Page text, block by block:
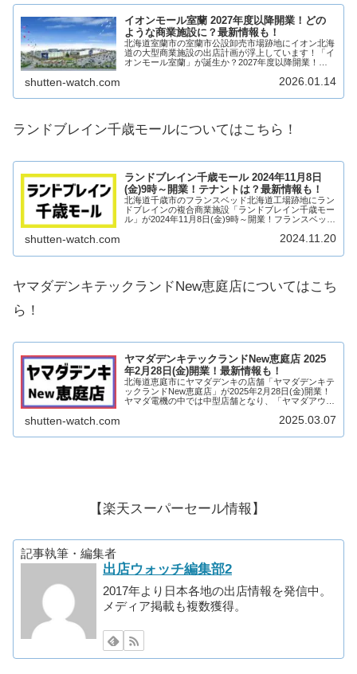
イオンモール室蘭 2027年度以降開業！どの
ような商業施設に？最新情報も！
北海道室蘭市の室蘭市公設卸売市場跡地にイオン北海
道の大型商業施設の出店計画が浮上しています！「イ
オンモール室蘭」が誕生か？2027年度以降開業！実
ョッピングモールとなります！そんな、イオン北海...
shutten-watch.com 2026.01.14
ランドブレイン千歳モールについてはこちら！
ランドブレイン千歳モール 2024年11月8日
(金)9時～開業！テナントは？最新情報も！
北海道千歳市のフランスベッド北海道工場跡地にラン
ドブレインの複合商業施設「ランドブレイン千歳モー
ル」が2024年11月8日(金)9時～開業！フランスベッド
をはじめ、15店舗が出店！テナントは？...
shutten-watch.com 2024.11.20
ヤマダデンキテックランドNew恵庭店についてはこち
ら！
ヤマダデンキテックランドNew恵庭店 2025
年2月28日(金)開業！最新情報も！
北海道恵庭市にヤマダデンキの店舗「ヤマダデンキテ
ックランドNew恵庭店」が2025年2月28日(金)開業！
ヤマダ電機の中では中型店舗となり、「ヤマダアウト
庭店」も出店されます！そんな、ヤマダデ...
shutten-watch.com 2025.03.07
【楽天スーパーセール情報】
記事執筆・編集者
出店ウォッチ編集部2
2017年より日本各地の出店情報を発信中。
メディア掲載も複数獲得。